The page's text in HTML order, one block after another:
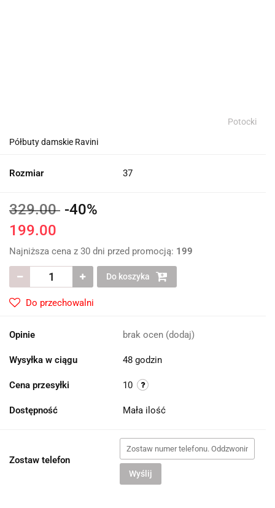
Potocki
Półbuty damskie Ravini
Rozmiar 37
329.00 -40%
199.00
Najniższa cena z 30 dni przed promocją: 199
Do koszyka
Do przechowalni
Opinie brak ocen (dodaj)
Wysyłka w ciągu 48 godzin
Cena przesyłki 10
Dostępność Mała ilość
Zostaw telefon
Wyślij